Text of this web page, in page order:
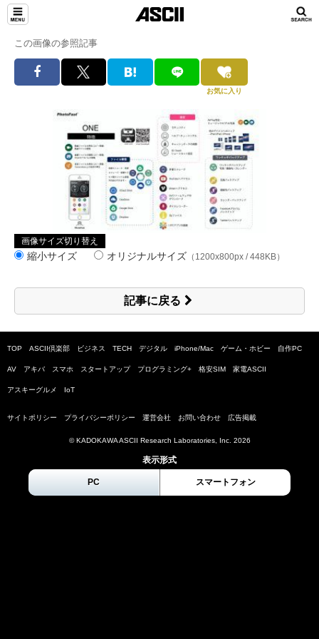
この画像の参照記事
お気に入り
画像サイズ切り替え
縮小サイズ オリジナルサイズ （1200x800px / 448KB）
記事に戻る
TOP ASCII倶楽部 ビジネス TECH デジタル iPhone/Mac ゲーム・ホビー 自作PC
AV アキバ スマホ スタートアップ プログラミング+ 格安SIM 家電ASCII
アスキーグルメ IoT
サイトポリシー プライバシーポリシー 運営会社 お問い合わせ 広告掲載
© KADOKAWA ASCII Research Laboratories, Inc. 2026
表示形式
PC スマートフォン